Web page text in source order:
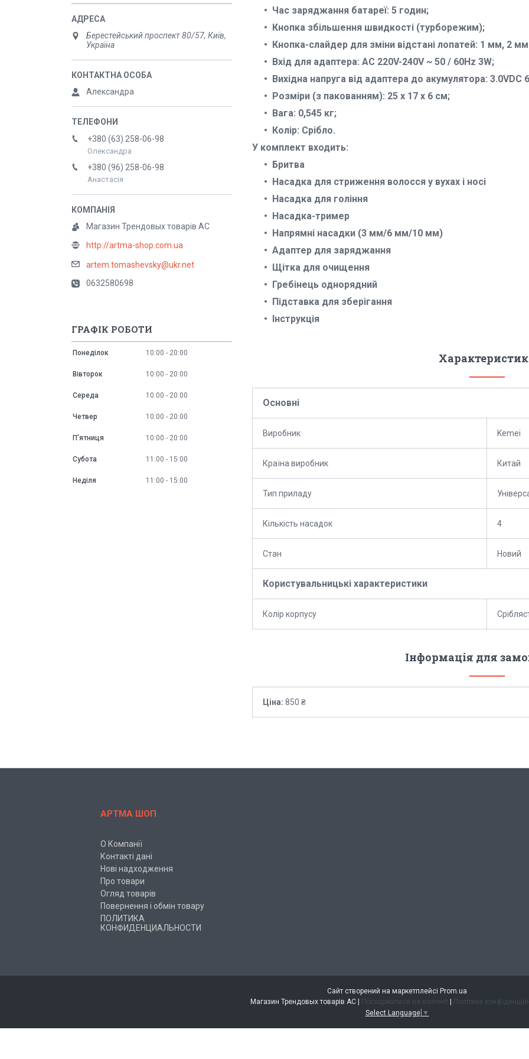
Час заряджання батареї: 5 годин;
Кнопка збільшення швидкості (турборежим);
Кнопка-слайдер для зміни відстані лопатей: 1 мм, 2
Вхід для адаптера: AC 220V-240V ~ 50 / 60Hz 3W;
Вихідна напруга від адаптера до акумулятора: 3.0VDC
Розміри (з пакованням): 25 х 17 х 6 см;
Вага: 0,545 кг;
Колір: Срібло.
У комплект входить:
Бритва
Насадка для стриження волосся у вухах і носі
Насадка для гоління
Насадка-тример
Напрямні насадки (3 мм/6 мм/10 мм)
Адаптер для заряджання
Щітка для очищення
Гребінець однорядний
Підставка для зберігання
Інструкція
Основні
Виробник Kemei
Країна виробник Китай
Тип приладу
Кількість насадок 4
Стан Новий
Користувальницькі характеристики
Колір корпусу
Інформація для
Ціна: 850 ₴
Берестейський проспект 80/57, Київ,
Україна
Александра
+380 (63) 258-06-98
Олександра
+380 (96) 258-06-98
Анастасія
Магазин Трендовых товарів АС
http://artma-shop.com.ua
artem.tomashevsky@ukr.net
0632580698
ГРАФІК РОБОТИ
Понеділок 10:00 20:00
Вівторок 10:00 20:00
Середа 10:00 20:00
Четвер 10:00 20:00
Пʼятниця 10:00 20:00
Субота 11:00 15:00
Неділя 11:00 15:00
АРТМА ШОП
О Компанії
Контакті дані
Нові надходження
Про товари
Огляд товарів
Повернення і обмін товару
ПОЛИТИКА
КОНФИДЕНЦИАЛЬНОСТИ
Сайт створений на маркетплейсі Prom.ua
Поскаржитися на контент
Політика
Select Language ▼